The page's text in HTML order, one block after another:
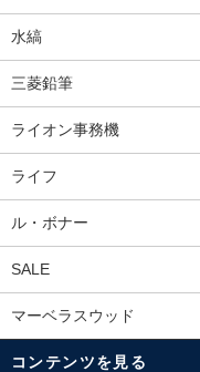
水縞
三菱鉛筆
ライオン事務機
ライフ
ル・ボナー
SALE
マーベラスウッド
コンテンツを見る